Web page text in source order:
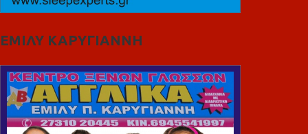
ΕΜΙΛΥ ΚΑΡΥΓΙΑΝΝΗ